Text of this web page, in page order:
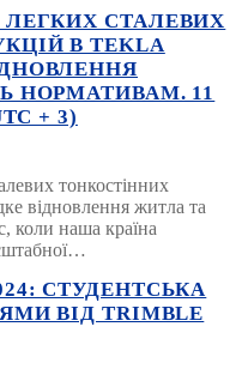
ЛЕГКИХ СТАЛЕВИХ
В TEKLA
НОРМАТИВАМ. 11
+ 3)
тонкостінних
відновлення житла та
коли наша країна
СТУДЕНТСЬКА
ВІД TRIMBLE